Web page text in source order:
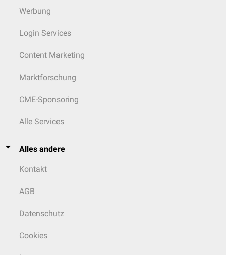
Werbung
Login Services
Content Marketing
Marktforschung
CME-Sponsoring
Alle Services
Alles andere
Kontakt
AGB
Datenschutz
Cookies